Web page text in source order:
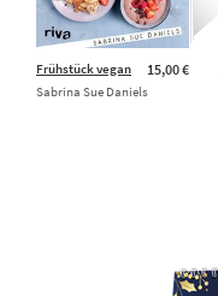
15,00 €
Frühstück vegan
Sabrina Sue Daniels